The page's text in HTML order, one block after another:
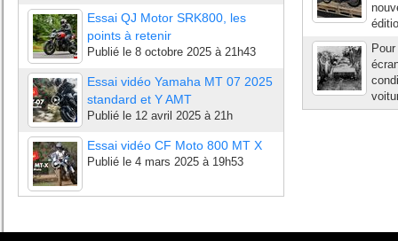
Essai QJ Motor SRK800, les
points à retenir
Publié le 8 octobre 2025 à 21h43
Essai vidéo Yamaha MT 07 2025
standard et Y AMT
Publié le 12 avril 2025 à 21h
Essai vidéo CF Moto 800 MT X
Publié le 4 mars 2025 à 19h53